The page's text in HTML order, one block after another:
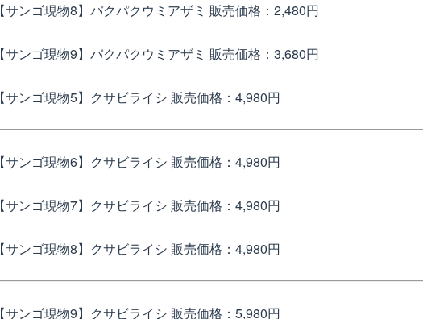
【サンゴ現物8】パクパクウミアザミ 販売価格：2,480円
【サンゴ現物9】パクパクウミアザミ 販売価格：3,680円
【サンゴ現物5】クサビライシ 販売価格：4,980円
【サンゴ現物6】クサビライシ 販売価格：4,980円
【サンゴ現物7】クサビライシ 販売価格：4,980円
【サンゴ現物8】クサビライシ 販売価格：4,980円
【サンゴ現物9】クサビライシ 販売価格：5,980円